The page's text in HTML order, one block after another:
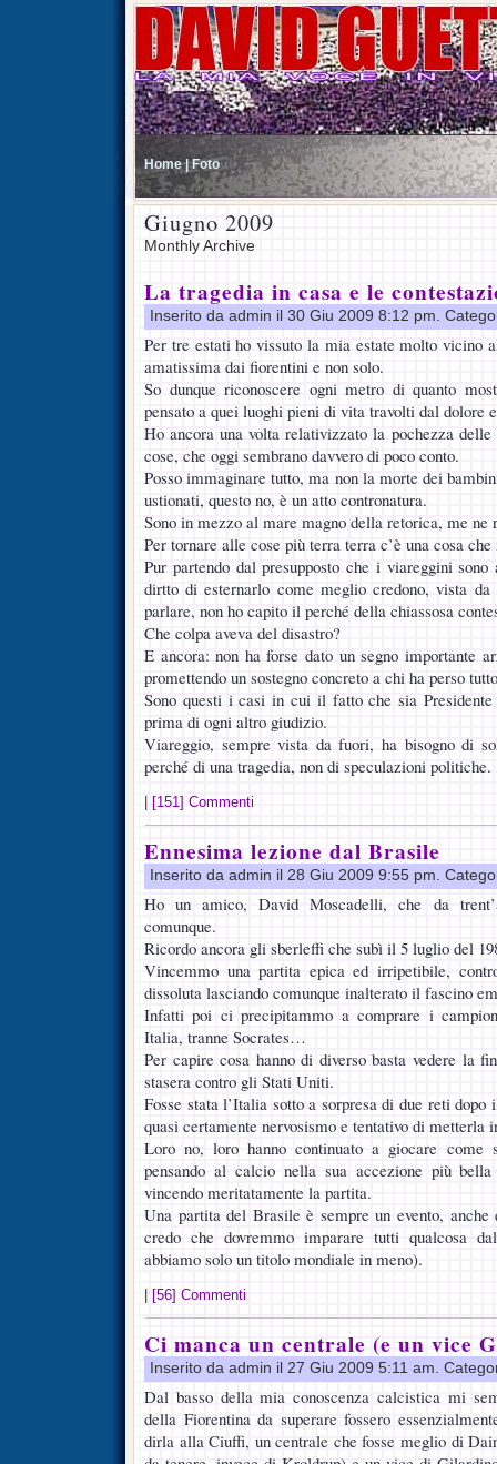
Home | Foto
Giugno 2009
Monthly Archive
La tragedia in casa e le
Inserito da admin il 30 Giu 2009 8:12 pm.
Per tre estati ho vissuto la mia estate molto vicino
amatissima dai fiorentini e non solo.
So dunque riconoscere ogni metro di quanto
pensato a quei luoghi pieni di vita travolti dal dolore
Ho ancora una volta relativizzato la pochezza
cose, che oggi sembrano davvero di poco conto.
Posso immaginare tutto, ma non la morte dei
ustionati, questo no, è un atto contronatura.
Sono in mezzo al mare magno della retorica, me ne
Per tornare alle cose più terra terra c’è una cosa
Pur partendo dal presupposto che i viareggini
dirtto di esternarlo come meglio credono, vista
parlare, non ho capito il perché della chiassosa
Che colpa aveva del disastro?
E ancora: non ha forse dato un segno importante
promettendo un sostegno concreto a chi ha perso
Sono questi i casi in cui il fatto che sia Presidente
prima di ogni altro giudizio.
Viareggio, sempre vista da fuori, ha bisogno di
perché di una tragedia, non di speculazioni politiche.
[151] Commenti
Ennesima lezione dal Brasile
Inserito da admin il 28 Giu 2009 9:55 pm.
Ho un amico, David Moscadelli, che da
comunque.
Ricordo ancora gli sberleffi che subì il 5 luglio del
Vincemmo una partita epica ed irripetibile,
dissoluta lasciando comunque inalterato il fascino
Infatti poi ci precipitammo a comprare i
Italia, tranne Socrates…
Per capire cosa hanno di diverso basta vedere la
stasera contro gli Stati Uniti.
Fosse stata l’Italia sotto a sorpresa di due reti
quasi certamente nervosismo e tentativo di metterla
Loro no, loro hanno continuato a giocare come
pensando al calcio nella sua accezione più
vincendo meritatamente la partita.
Una partita del Brasile è sempre un evento, anche
credo che dovremmo imparare tutti qualcosa
abbiamo solo un titolo mondiale in meno).
[56] Commenti
Ci manca un centrale (e un vice
Inserito da admin il 27 Giu 2009 5:11 am.
Dal basso della mia conoscenza calcistica mi
della Fiorentina da superare fossero
dirla alla Ciuffi, un centrale che fosse meglio di